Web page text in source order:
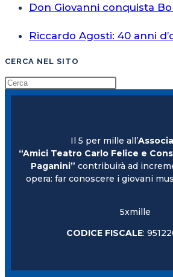
Don Giovanni conquista
Riccardo Agosti: 40 anni
CERCA NEL SITO
Il 5 per mille all’
“Amici Teatro Carlo Felice e
Paganini” contribuirà ad
opera: far conoscere i giovani
5xmille
CODICE FISCALE: